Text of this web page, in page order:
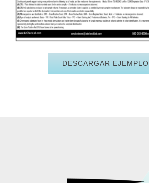
DESCARGAR EJEMPLO